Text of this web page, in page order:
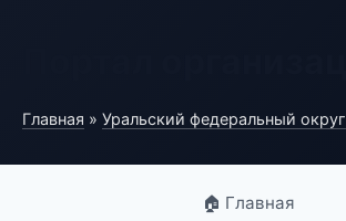
Главная » Уральский федеральный округ
🏠 Главная